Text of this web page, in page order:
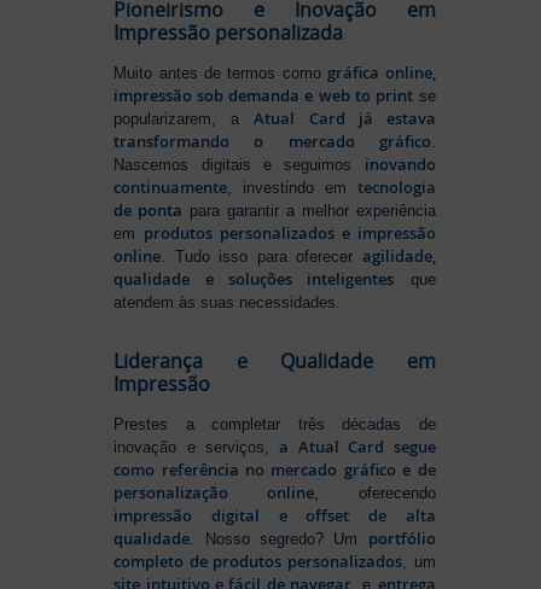
Pioneirismo e Inovação em
Impressão personalizada
Muito antes de termos como gráfica online,
impressão sob demanda e web to printse
popularizarem, aAtual Card já estava
transformando o mercado gráfico.
Nascemos digitais e seguimos inovando
continuamente, investindo em tecnologia
de ponta para garantir a melhor experiência
em produtos personalizados e impressão
online. Tudo isso para oferecer agilidade,
qualidade e soluções inteligentes que
atendem às suas necessidades.
Liderança e Qualidade em
Impressão
Prestes a completar três décadas de
inovação e serviços,a Atual Card segue
como referência no mercado gráfico e de
personalização online, oferecendo
impressão digital e offset de alta
qualidade . Nosso segredo? Um portfólio
completo de produtos personalizados , um
site intuitivo e fácil de navegar , e entrega